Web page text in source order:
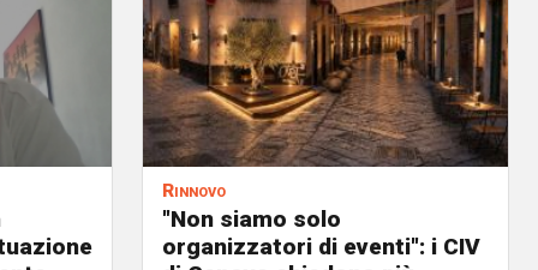
Rinnovo
"Non siamo solo
organizzatori di eventi": i CIV